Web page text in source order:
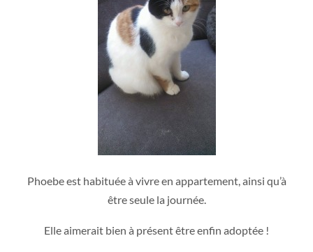
Phoebe est habituée à vivre en appartement, ainsi qu’à
être seule la journée.
Elle aimerait bien à présent être enfin adoptée !